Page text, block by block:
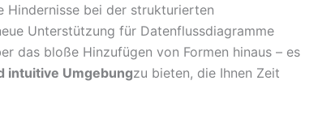
Hindernisse bei der strukturierten
Unterstützung für Datenflussdiagramme
das bloße Hinzufügen von Formen hinaus – es
intuitive Umgebungzu bieten, die Ihnen Zeit